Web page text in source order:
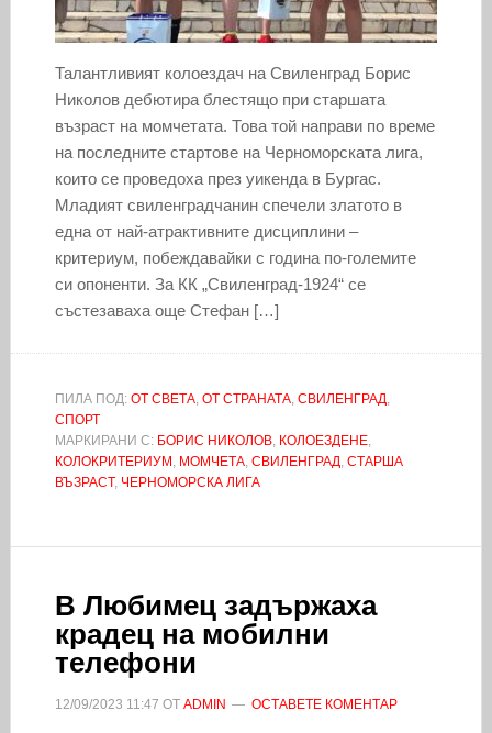
Талантливият колоездач на Свиленград Борис
Николов дебютира блестящо при старшата
възраст на момчетата. Това той направи по време
на последните стартове на Черноморската лига,
които се проведоха през уикенда в Бургас.
Младият свиленградчанин спечели златото в
една от най-атрактивните дисциплини –
критериум, побеждавайки с година по-големите
си опоненти. За КК „Свиленград-1924“ се
състезаваха още Стефан […]
ПИЛА ПОД: ОТ СВЕТА, ОТ СТРАНАТА, СВИЛЕНГРАД,
СПОРТ
МАРКИРАНИ С: БОРИС НИКОЛОВ, КОЛОЕЗДЕНЕ,
КОЛОКРИТЕРИУМ , МОМЧЕТА, СВИЛЕНГРАД, СТАРША
ВЪЗРАСТ, ЧЕРНОМОРСКА ЛИГА
В Любимец задържаха
крадец на мобилни
телефони
12/09/2023 11:47 ОТ ADMIN ОСТАВЕТЕ КОМЕНТАР